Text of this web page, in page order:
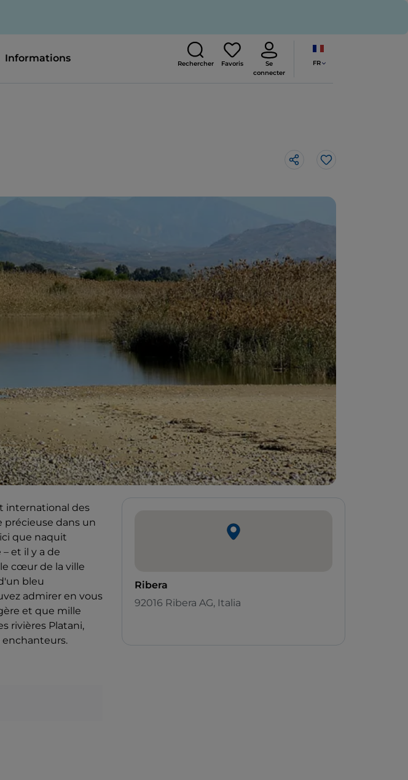
Informations Rechercher Favoris
Se
connecter
FR
J’aime
international des
précieuse dans un
que naquit
et il y a de
cœur de la ville
bleu
admirer en vous
et que mille
rivières Platani,
enchanteurs.
Ribera
92016 Ribera AG, Italia